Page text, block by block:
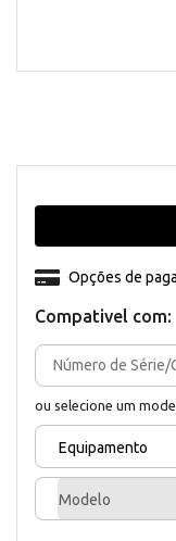
Compativel com:
ou selecione um
Equipamento
Modelo
Opções de